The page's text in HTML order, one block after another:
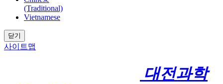
(Traditional)
Vietnamese
닫기
사이트맵
대전과학